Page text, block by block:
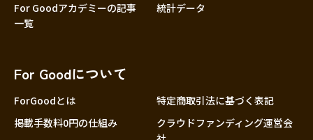
For Goodアカデミーの記事
一覧
統計データ
For Goodについて
ForGoodとは
掲載手数料0円の仕組み
特定商取引法に基づく表記
クラウドファンディング運営会